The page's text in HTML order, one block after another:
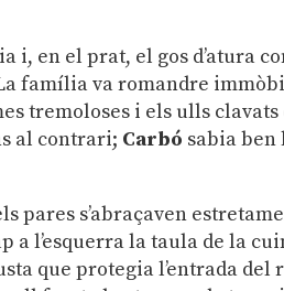
i, en el prat, el gos d’atura
família va romandre
tremoloses i els ulls
al contrari; Carbó sabia ben
pares s’abraçaven
a l’esquerra la taula de la
que protegia l’entrada del